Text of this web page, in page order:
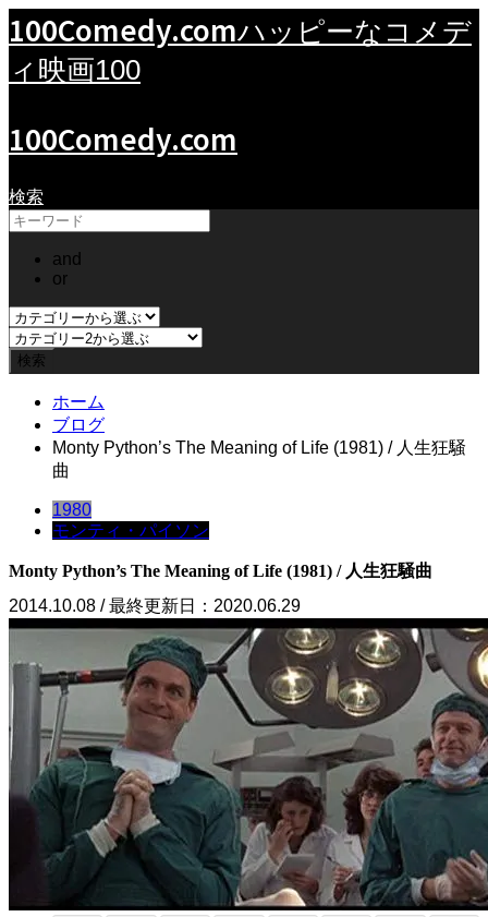
100Comedy.comハッピーなコメデ
ィ映画100
100Comedy.com
検索
and
or
ホーム
ブログ
Monty Python’s The Meaning of Life (1981) / 人生狂騒
曲
1980
モンティ・パイソン
Monty Python’s The Meaning of Life (1981) / 人生狂騒曲
2014.10.08 / 最終更新日：2020.06.29